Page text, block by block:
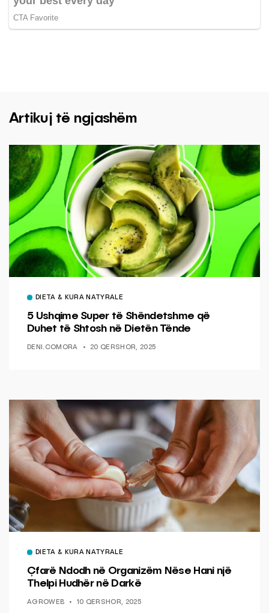
Artikuj të ngjashëm
DIETA & KURA NATYRALE
5 Ushqime Super të Shëndetshme që
Duhet të Shtosh në Dietën Tënde
DENI.COMORA 20 QERSHOR, 2025
DIETA & KURA NATYRALE
Çfarë Ndodh në Organizëm Nëse Hani një
Thelpi Hudhër në Darkë
AGROWEB 10 QERSHOR, 2025